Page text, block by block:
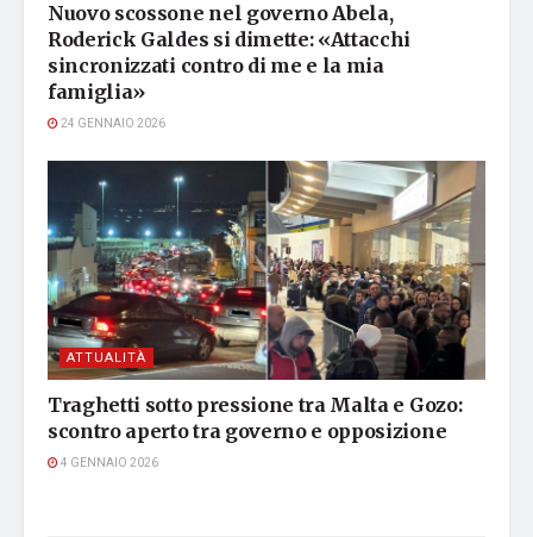
Nuovo scossone nel governo Abela,
Roderick Galdes si dimette: «Attacchi
sincronizzati contro di me e la mia
famiglia»
24 GENNAIO 2026
ATTUALITÀ
Traghetti sotto pressione tra Malta e Gozo:
scontro aperto tra governo e opposizione
4 GENNAIO 2026